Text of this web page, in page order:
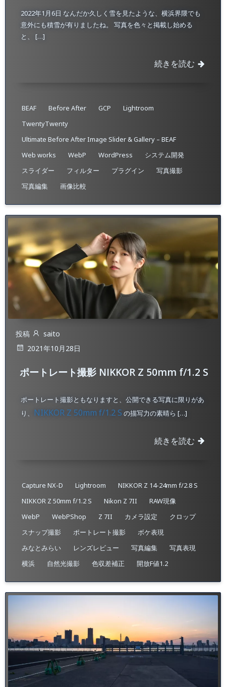
2022年1月6日 なんだか久しく雪を見たような、横浜界隈でも
意外にも積雪が有りましたね。 写真を色々と掲載し始める
と、 […]
続きを読む
BEAF Before After GCP
Lightroom
TwentyTwenty
Ultimate Before After Image Slider & Gallery – BEAF
Web works
WebP WordPress
システム開発
スライダー
フィルター プラグイン
写真撮影
写真編集
画像比較
投稿
saito
2021年10月28日
ポートレート撮影 NIKKOR Z 50mm f/1.2 S
ポートレート撮影ともなりますと、公開できる写真に限りがあ
り、
NIKKOR Z 50mm f/1.2 S の描写力の素晴ら […]
続きを読む
Capture NX-D Lightroom
NIKKOR Z 14-24mm f/2.8 S
NIKKOR Z 50mm f/1.2 S
Nikon Z 7II
RAW現像
WebP
WebPShop Z 7II カメラ設定
クロップ
スナップ撮影
ポートレート撮影
ボケ表現
みなとみらい
レンズレビュー 写真編集
写真表現
横浜
自然光撮影 色収差補正 開放F値1.2